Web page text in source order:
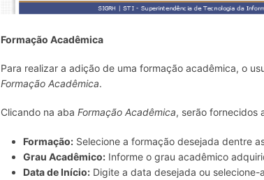
Formação Acadêmica
Para realizar a adição de uma formação acadêmica, o
Formação Acadêmica.
Clicando na abaFormação Acadêmica, serão fornecidos
Formação: Selecione a formação desejada dentre
Grau Acadêmico: Informe o grau acadêmico
Data de Início: Digite a data desejada ou